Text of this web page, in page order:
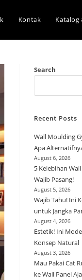
Kontak Katalog
Search
Recent Posts
Wall Moulding
Apa
August 6, 2026
5 Kelebihan
Wajib Pasang!
August 5, 2026
Wajib Tahu! Ini
untuk Jangka
August 4, 2026
Estetik! Ini
Konsep Natural
August 3, 2026
Mau Pakai Cat
ke Wall Panel